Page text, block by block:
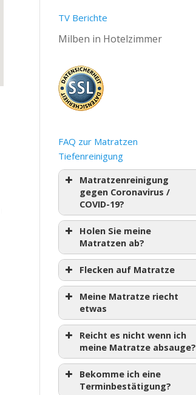
TV Berichte
Milben in Hotelzimmer
FAQ zur Matratzen
Tiefenreinigung
Matratzenreinigung
gegen Coronavirus /
COVID-19?
Holen Sie meine
Matratzen ab?
Flecken auf Matratze
Meine Matratze riecht
etwas
Reicht es nicht wenn ich
meine Matratze absauge?
Bekomme ich eine
Terminbestätigung?